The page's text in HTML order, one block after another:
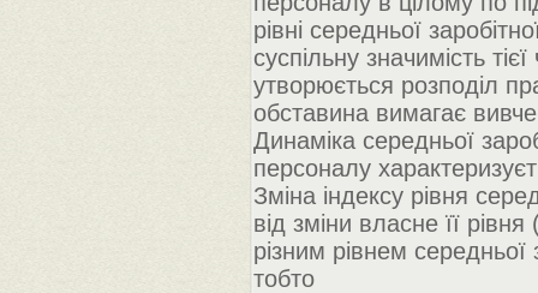
рівні середньої
суспільну значимість
утворюється розподіл
обставина вимагає
Динаміка середньої
персоналу
Зміна індексу рівня
від зміни власне її
різним рівнем середньої
тобто